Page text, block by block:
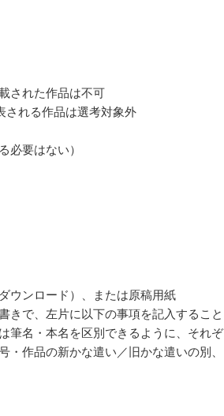
された作品は不可
される作品は選考対象外
必要はない）
ウンロード）、または原稿用紙
きで、左片に以下の事項を記入すること
筆名・本名を区別できるように、それぞ
・作品の新かな遣い／旧かな遣いの別、